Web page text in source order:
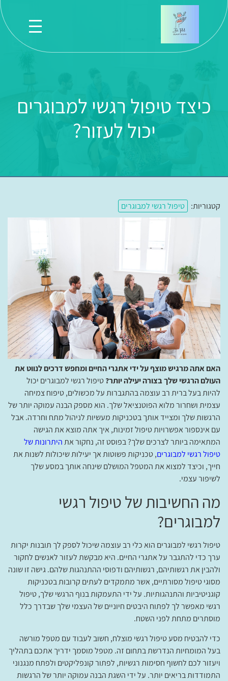
כיצד טיפול רגשי למבוגרים
יכול לעזור?
קטגוריות: טיפול רגשי למבוגרים
האם אתה מרגיש מוצף על ידי אתגרי החיים ומחפש דרכים לנווט את
העולם הרגשי שלך בצורה יעילה יותר?טיפול רגשי למבוגרים יכול
להיות בעל ברית רב עוצמה בהתגברות על מכשולים, טיפוח צמיחה
עצמית ושחרור מלוא הפוטנציאל שלך. הוא מספק הבנה עמוקה יותר של
הרגשות שלך ומצייד אותך בטכניקות מעשיות לניהול מתח וחרדה. אבל
עם אינספור אפשרויות טיפול זמינות, איך אתה מוצא את הגישה
המתאימה ביותר לצרכים שלך? בפוסט זה, נחקור אתהיתרונות של
טיפול רגשי למבוגרים, טכניקות פשוטות אך יעילות שיכולות לשנות את
חייך, וכיצד למצוא את המטפל המושלם שינחה אותך במסע שלך
לשיפור עצמי.
מה החשיבות של טיפול רגשי
למבוגרים?
טיפול רגשי למבוגרים הוא כלי רב עוצמה שיכול לספק לך תובנות יקרות
ערך כדי להתגבר על אתגרי החיים. היא מבקשת לעזור לאנשים לחקור
ולהבין את רגשותיהם, רגשותיהם ודפוסי ההתנהגות שלהם. גישה זו שונה
מסוגי טיפול מסורתיים, אשר מתמקדים לעתים קרובות בטכניקות
קוגניטיביות והתנהגותיות. על ידי התעמקות בנוף הרגשי שלך, טיפול
רגשי מאפשר לך לפתוח היבטים חיוניים של העצמי שלך שבדרך כלל
מוסתרים מתחת לפני השטח.
כדי להבטיח מסע טיפול רגשי מוצלח, חשוב לעבוד עם מטפל מורשה
בעל המומחיות הנדרשת בתחום זה. מטפל מוסמך ידריך אתכם בתהליך
ויעזור לכם לחשוף חסימות רגשיות, לפתור קונפליקטים ולפתח מנגנוני
התמודדות בריאים יותר. על ידי השגת הבנה עמוקה יותר של הרגשות